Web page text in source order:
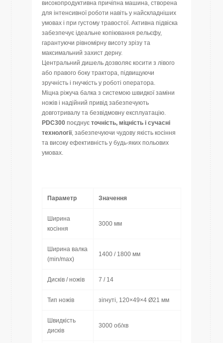
високопродуктивна причіпна машина, створена
для інтенсивної роботи навіть у найскладніших
умовах і при густому травостої. Активна підвіска
забезпечує ідеальне копіювання рельєфу,
гарантуючи рівномірну висоту зрізу та
максимальний захист дерну.
Центральний дишель дозволяє косити з лівого
або правого боку трактора, підвищуючи
зручність і гнучкість у роботі оператора.
Міцна ріжуча балка з системою швидкої заміни
ножів і надійний привід забезпечують
довготривалу та безвідмовну експлуатацію.
PDC300 поєднує точність, міцність і сучасні
технології, забезпечуючи чудову якість косіння
та високу ефективність у будь-яких польових
умовах.
Параметр Значення
Ширина
косіння
3000 мм
Ширина валка
(min/max)
1400 / 1800 мм
Дисків / ножів 7 / 14
Тип ножів зігнуті, 120×49×4 Ø21 мм
Швидкість
дисків
3000 об/хв